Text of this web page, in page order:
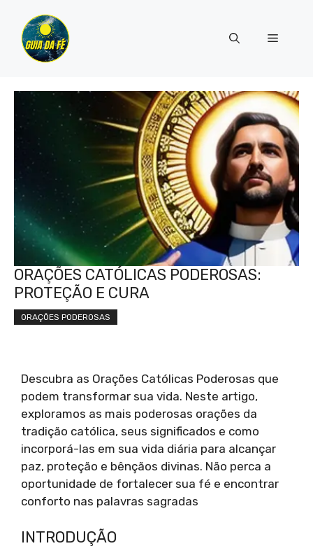
para
conteúdo
Menu
ORAÇÕES CATÓLICAS PODEROSAS:
PROTEÇÃO E CURA
ORAÇÕES PODEROSAS
Descubra as Orações Católicas Poderosas que
podem transformar sua vida. Neste artigo,
exploramos as mais poderosas orações da
tradição católica, seus significados e como
incorporá-las em sua vida diária para alcançar
paz, proteção e bênçãos divinas. Não perca a
oportunidade de fortalecer sua fé e encontrar
conforto nas palavras sagradas
INTRODUÇÃO